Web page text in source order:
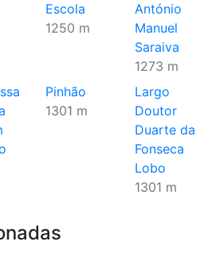
Escola
1250 m
António
Manuel
Saraiva
1273 m
Pinhão
1301 m
Largo
Doutor
Duarte da
Fonseca
Lobo
1301 m